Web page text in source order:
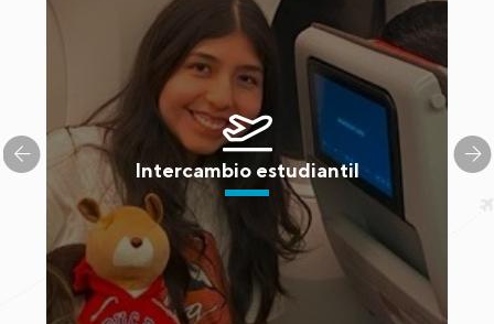
Intercambio estudiantil